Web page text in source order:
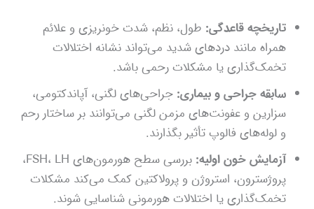
تاریخچه قاعدگی: طول، نظم، شدت خونریزی و علائم
همراه مانند دردهای شدید می‌تواند نشانه اختلالات
تخمک‌گذاری یا مشکلات رحمی باشد.
سابقه جراحی و بیماری: جراحی‌های لگنی، آپاندکتومی،
سزارین و عفونت‌های مزمن لگنی می‌توانند بر ساختار رحم
و لوله‌های فالوپ تأثیر بگذارند.
آزمایش خون اولیه:
بررسی سطح هورمون‌های FSH، LH،
پروژسترون، استروژن و پرولاکتین کمک می‌کند مشکلات
تخمک‌گذاری یا اختلالات هورمونی شناسایی شوند.